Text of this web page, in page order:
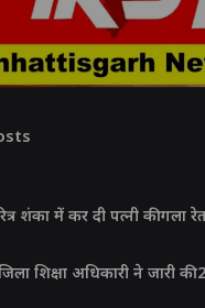
शंका में कर दी पत्नी की गला
शिक्षा अधिकारी ने जारी